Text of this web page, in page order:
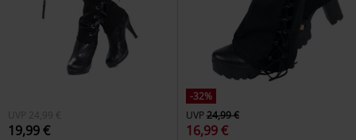
UVP 24,99 €
19,99 €
-32%
UVP24,99 €
16,99 €